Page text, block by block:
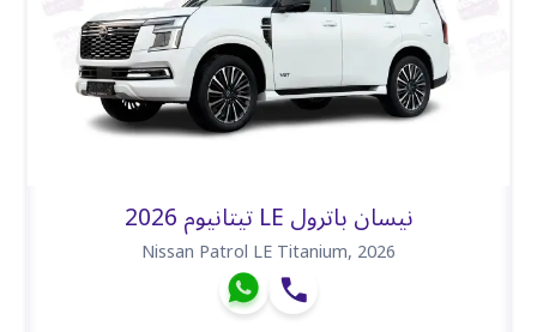
نيسان باترول LE تيتانيوم 2026
Nissan Patrol LE Titanium,2026